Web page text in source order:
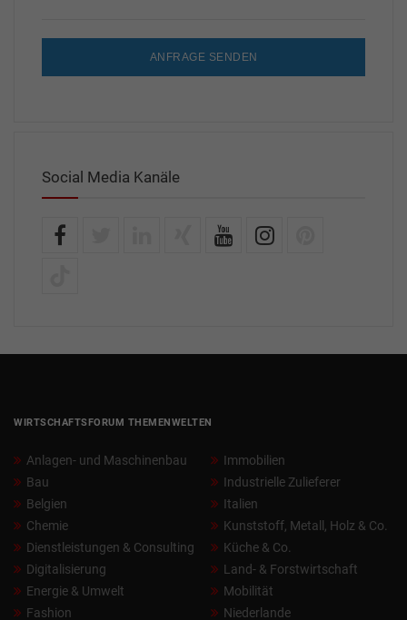
ANFRAGE SENDEN
Social Media Kanäle
WIRTSCHAFTSFORUM THEMENWELTEN
Anlagen- und Maschinenbau
Bau
Belgien
Chemie
Dienstleistungen & Consulting
Digitalisierung
Energie & Umwelt
Fashion
Immobilien
Industrielle Zulieferer
Italien
Kunststoff, Metall, Holz & Co.
Küche & Co.
Land- & Forstwirtschaft
Mobilität
Niederlande